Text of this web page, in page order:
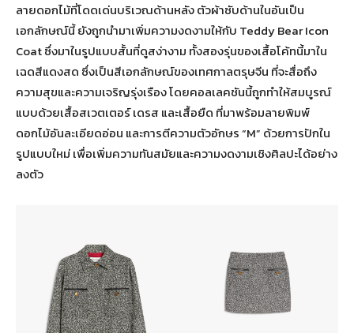
ลายดอกไม้ที่โดดเด่นบริเวณด้านหลัง ตัวผ้าซับด้านในอันเป็น
เอกลักษณ์นี้ ยังถูกนำมาเพิ่มความงดงามให้กับ Teddy Bear Icon
Coat ซึ่งมาในรูปแบบสั้นที่ดูสง่างาม ทั้งสองรุ่นของเสื้อโค้ทนี้มาใน
เฉดสีแดงสด ซึ่งเป็นสีเอกลักษณ์ของเทศกาลตรุษจีน ที่จะสื่อถึง
ความสุขและความเจริญรุ่งเรือง โดยคอลเลคชันนี้ถูกทำให้สมบูรณ์
แบบด้วยเสื้อสเวตเตอร์ เดรส และเสื้อยืด ที่มาพร้อมลายพิมพ์
ดอกไม้อันละเอียดอ่อน และการตีความตัวอักษร “M” ด้วยการปักใน
รูปแบบใหม่ เพื่อเพิ่มความทันสมัยและความงดงามเชิงศิลปะได้อย่าง
ลงตัว